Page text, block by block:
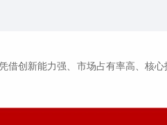
创新能力强、市场占有率高、核